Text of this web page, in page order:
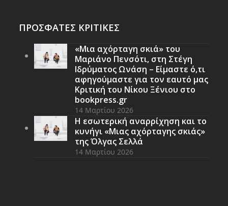
ΠΡΟΣΦΑΤΕΣ ΚΡΙΤΙΚΕΣ
«Μια αχόρταγη σκιά» του
Μαριάνο Πενσότι, στη Στέγη
Ιδρύματος Ωνάση – Είμαστε ό,τι
αφηγούμαστε για τον εαυτό μας
Κριτική του Νίκου Ξένιου στο
bookpress.gr
14 Μαρτίου 2026
Η εσωτερική αναρρίχηση και το
κυνήγι «Μιας αχόρταγης σκιάς»
της Όλγας Σελλά
14 Μαρτίου 2026